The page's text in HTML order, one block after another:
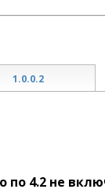
1.0.0.2
по 4.2 не